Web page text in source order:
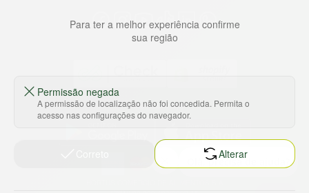
Baixe nosso app
Para ter a melhor experiência confirme
sua região
Permissão negada
A permissão de localização não foi concedida. Permita o
acesso nas configurações do navegador.
Alterar